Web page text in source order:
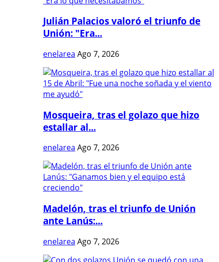
Julián Palacios valoró el triunfo de
Unión: "Era...
enelarea Ago 7, 2026
Mosqueira, tras el golazo que hizo
estallar al...
enelarea Ago 7, 2026
Madelón, tras el triunfo de Unión
ante Lanús:...
enelarea Ago 7, 2026